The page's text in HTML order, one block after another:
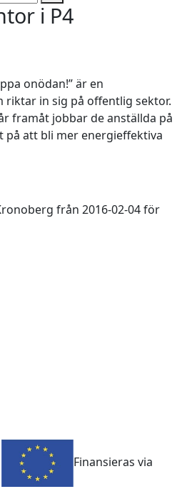
i P4
onödan!” är en
riktar in sig på offentlig sektor.
framåt jobbar de anställda på
på att bli mer energieffektiva
från 2016-02-04 för
Finansieras via